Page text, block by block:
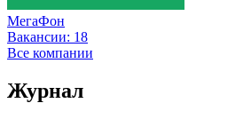
МегаФон
Вакансии: 18
Все компании
Журнал